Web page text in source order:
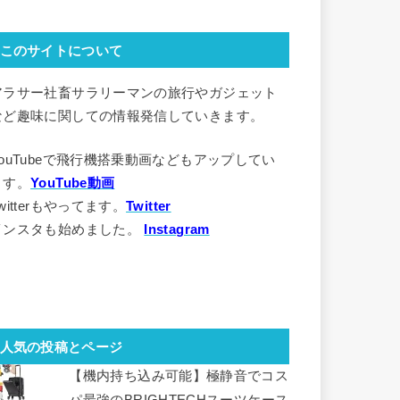
このサイトについて
ラサー社畜サラリーマンの旅行やガジェット
ど趣味に関しての情報発信していきます。
で飛行機搭乗動画などもアップしてい
す。YouTube動画
もやってます。Twitter
ンスタも始めました。
Instagram
人気の投稿とページ
【機内持ち込み可能】極静音でコス